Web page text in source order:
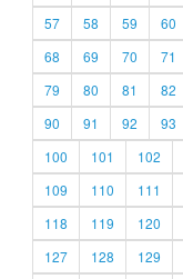
57
58 59 60
68
69 70 71
79
80 81 82
90
91 92 93
100
101 102
109
110 111
118
119 120
127
128 129